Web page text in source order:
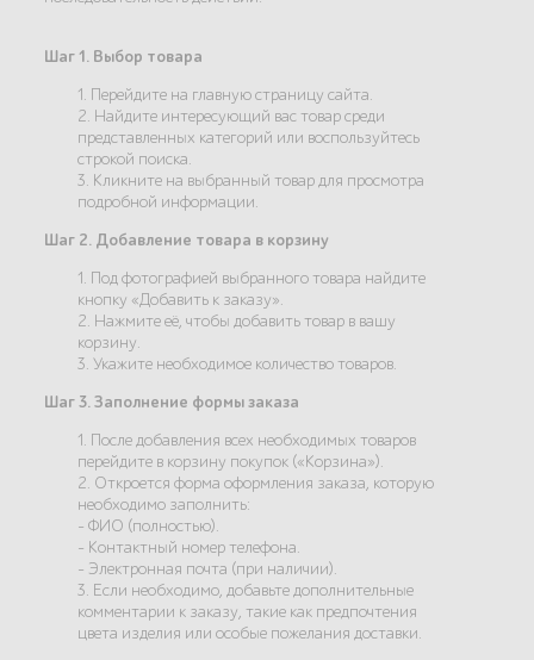
Шаг 1. Выбор товара
1. Перейдите на главную страницу сайта.
2. Найдите интересующий вас товар среди
представленных категорий или воспользуйтесь
строкой поиска.
3. Кликните на выбранный товар для просмотра
подробной информации.
Шаг 2. Добавление товара в корзину
1. Под фотографией выбранного товара найдите
кнопку «Добавить к заказу».
2. Нажмите её, чтобы добавить товар в вашу
корзину.
3. Укажите необходимое количество товаров.
Шаг 3. Заполнение формы заказа
1. После добавления всех необходимых товаров
перейдите в корзину покупок («Корзина»).
2. Откроется форма оформления заказа, которую
необходимо заполнить:
- ФИО (полностью).
- Контактный номер телефона.
- Электронная почта (при наличии).
3. Если необходимо, добавьте дополнительные
комментарии к заказу, такие как предпочтения
цвета изделия или особые пожелания доставки.